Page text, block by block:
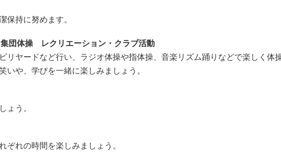
保持に努めます。
団体操 レクリエーション・クラブ活動
リヤードなど行い、ラジオ体操や指体操、音楽リズム踊りなどで楽しく体
いや、学びを一緒に楽しみましょう。
ょう。
ぞれの時間を楽しみましょう。